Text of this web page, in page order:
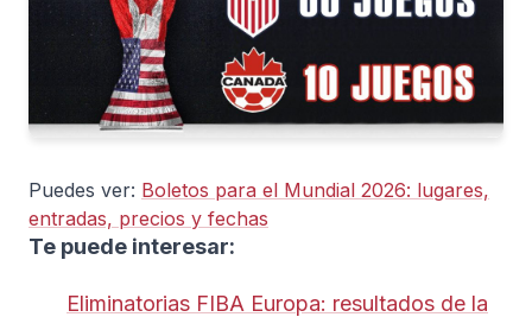
Puedes ver: Boletos para el Mundial 2026: lugares,
entradas, precios y fechas
Te puede interesar:
Eliminatorias FIBA Europa: resultados de la